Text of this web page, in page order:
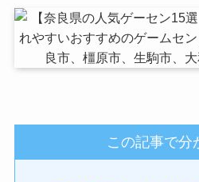
この記事で分